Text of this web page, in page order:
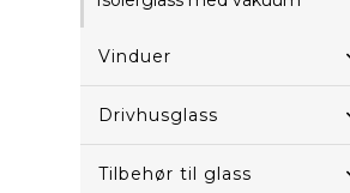
Vinduer
Drivhusglass
Tilbehør til glass